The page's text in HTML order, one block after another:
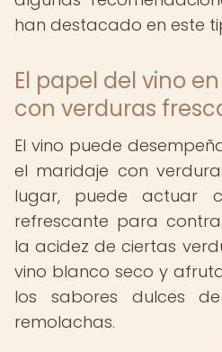
han destacado en este
El papel del vino
con verduras
El vino puede
el maridaje con
lugar, puede actuar
refrescante para
la acidez de ciertas
vino blanco seco y
los sabores dulces
remolachas.